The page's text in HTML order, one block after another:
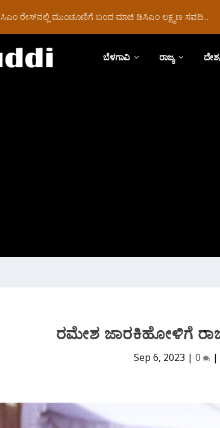
ಸಿಎಂ ರೇಸ್‌ನಲ್ಲಿ ಮುಂಚೂಣಿಗೆ ಬಂದ ಮಾಜಿ ಡಿಸಿಎಂ ಲಕ್ಷ್ಮಣ ಸವದಿ...
ಬೆಳಗಾವಿ ರಾಜ್ಯ
ರಮೇಶ ಜಾರಕಿಹೋಳಿಗೆ
Sep 6, 2023 | 0 |